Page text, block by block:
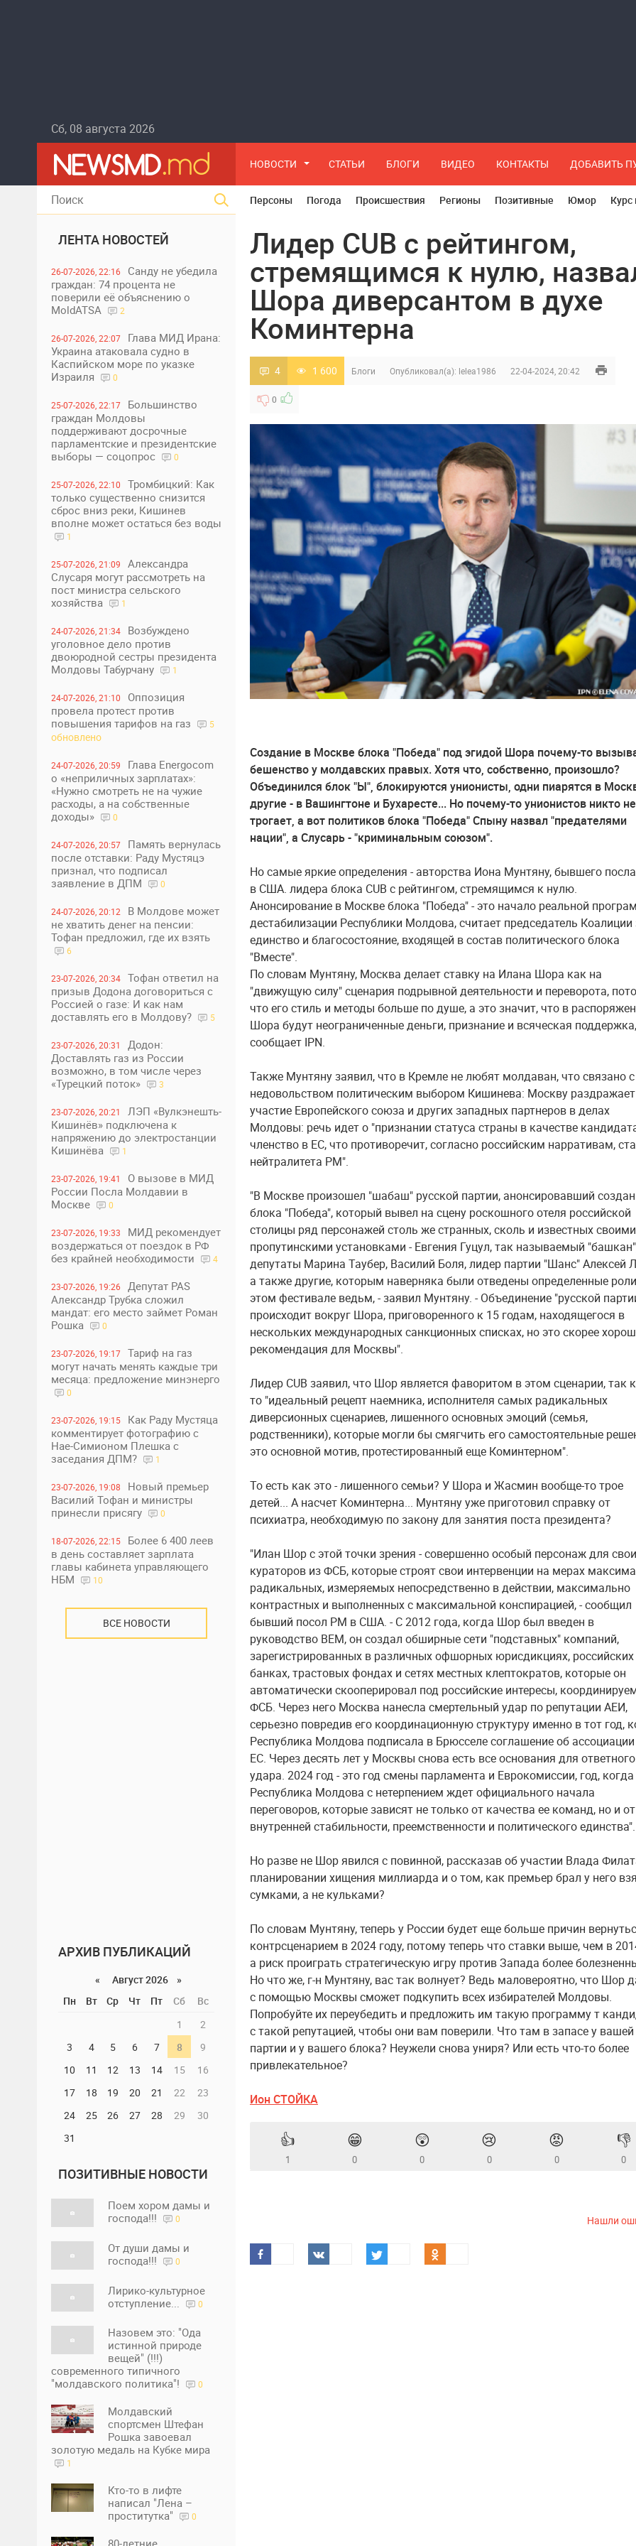
Сб, 08 августа 2026
НОВОСТИ СТАТЬИ БЛОГИ ВИДЕО КОНТАКТЫ ДОБАВИТЬ
ЛЕНТА НОВОСТЕЙ
26-07-2026, 22:16
Санду не убедила
граждан: 74 процента не
поверили её объяснению о
MoldATSA
2
26-07-2026, 22:07
Глава МИД Ирана:
Украина атаковала судно в
Каспийском море по указке
Израиля
0
25-07-2026, 22:17
Большинство
граждан Молдовы
поддерживают досрочные
парламентские и президентские
выборы — соцопрос
0
25-07-2026, 22:10
Тромбицкий: Как
только существенно снизится
сброс вниз реки, Кишинев
вполне может остаться без воды
1
25-07-2026, 21:09
Александра
Слусаря могут рассмотреть на
пост министра сельского
хозяйства
1
24-07-2026, 21:34
Возбуждено
уголовное дело против
двоюродной сестры президента
Молдовы Табурчану
1
24-07-2026, 21:10
Оппозиция
провела протест против
повышения тарифов на газ
5
обновлено
24-07-2026, 20:59
Глава Energocom
о «неприличных зарплатах»:
«Нужно смотреть не на чужие
расходы, а на собственные
доходы»
0
24-07-2026, 20:57
Память вернулась
после отставки: Раду Мустяцэ
признал, что подписал
заявление в ДПМ
0
24-07-2026, 20:12
В Молдове может
не хватить денег на пенсии:
Тофан предложил, где их взять
6
23-07-2026, 20:34
Тофан ответил на
призыв Додона договориться с
Россией о газе: И как нам
доставлять его в Молдову?
5
23-07-2026, 20:31
Додон:
Доставлять газ из России
возможно, в том числе через
«Турецкий поток»
3
23-07-2026, 20:21
ЛЭП «Вулкэнешть-
Кишинёв» подключена к
напряжению до электростанции
Кишинёва
1
23-07-2026, 19:41
О вызове в МИД
России Посла Молдавии в
Москве
0
23-07-2026, 19:33
МИД рекомендует
воздержаться от поездок в РФ
без крайней необходимости
4
23-07-2026, 19:26
Депутат PAS
Александр Трубка сложил
мандат: его место займет Роман
Рошка
0
23-07-2026, 19:17
Тариф на газ
могут начать менять каждые три
месяца: предложение минэнерго
0
23-07-2026, 19:15
Как Раду Мустяца
комментирует фотографию с
Нае-Симионом Плешка с
заседания ДПМ?
1
23-07-2026, 19:08
Новый премьер
Василий Тофан и министры
принесли присягу
0
18-07-2026, 22:15
Более 6 400 леев
в день составляет зарплата
главы кабинета управляющего
НБМ
10
ВСЕ НОВОСТИ
АРХИВ ПУБЛИКАЦИЙ
«
Август 2026 »
Пн
Вт Ср Чт Пт Сб
Вс
1
2
3
4 5 6 7 8
9
10
11 12 13 14 15
16
17
18 19 20 21 22
23
24
25 26 27 28 29
30
31
ПОЗИТИВНЫЕ НОВОСТИ
Поем хором дамы и
господа!!!
0
От души дамы и
господа!!!
0
Лирико-культурное
отступление...
0
Назовем это: "Ода
истинной природе
вещей" (!!!)
современного типичного
"молдавского политика"!
0
Молдавский
спортсмен Штефан
Рошка завоевал
золотую медаль на Кубке мира
1
Кто-то в лифте
написал "Лена –
проститутка"
0
Персоны Погода Происшествия Регионы Позитивные Юмор
Лидер CUВ с рейтингом,
стремящимся к нулю,
Шора диверсантом в духе
Коминтерна
4 1 600 Блоги Опубликовал(а): lelea1986 22-04-2024, 20:42
0
Создание в Москве блока "Победа" под эгидой Шора почему-то
бешенство у молдавских правых. Хотя что, собственно, произошло?
Объединился блок "Ы", блокируются унионисты, одни пиарятся в
другие - в Вашингтоне и Бухаресте... Но почему-то унионистов никто не
трогает, а вот политиков блока "Победа"Спыну назвал "предателями
нации", а Слусарь - "криминальным союзом".
Но самые яркие определения - авторства Иона Мунтяну, бывшего
в США. лидера блока CUВ с рейтингом, стремящимся к нулю.
Анонсирование в Москве блока "Победа" - это начало реальной
дестабилизации Республики Молдова, считает председатель Коалиции
единство и благосостояние, входящей в состав политического блока
"Вместе".
По словам Мунтяну, Москва делает ставку на Илана Шора как на
"движущую силу" сценария подрывной деятельности и переворота,
что его стиль и методы больше по душе, а это значит, что в
Шора будут неограниченные деньги, признание и всяческая поддержка,
сообщает IPN.
Также Мунтяну заявил, что в Кремле не любят молдаван, что связано с
недовольством политическим выбором Кишинева: Москву раздражает
участие Европейского союза и других западных партнеров в делах
Молдовы: речь идет о "признании статуса страны в качестве
членство в ЕС, что противоречит, согласно российским нарративам,
нейтралитета РМ".
"В Москве произошел "шабаш" русской партии, анонсировавший
блока "Победа", который вывел на сцену роскошного отеля российской
столицы ряд персонажей столь же странных, сколь и известных своими
пропутинскими установками - Евгения Гуцул, так называемый
депутаты Марина Таубер, Василий Боля, лидер партии "Шанс" Алексей
а также другие, которым наверняка были отведены определенные
этом фестивале ведьм, - заявил Мунтяну. - Объединение "русской
происходит вокруг Шора, приговоренного к 15 годам, находящегося в
нескольких международных санкционных списках, но это скорее
рекомендация для Москвы".
Лидер CUB заявил, что Шор является фаворитом в этом сценарии, так
то "идеальный рецепт наемника, исполнителя самых радикальных
диверсионных сценариев, лишенного основных эмоций (семья,
родственники), которые могли бы смягчить его самостоятельные
это основной мотив, протестированный еще Коминтерном".
То есть как это - лишенного семьи? У Шора и Жасмин вообще-то трое
детей... А насчет Коминтерна... Мунтяну уже приготовил справку от
психиатра, необходимую по закону для занятия поста президента?
"Илан Шор с этой точки зрения - совершенно особый персонаж для
кураторов из ФСБ, которые строят свои интервенции на мерах
радикальных, измеряемых непосредственно в действии, максимально
контрастных и выполненных с максимальной конспирацией, - сообщил
бывший посол РМ в США. - С 2012 года, когда Шор был введен в
руководство BEM, он создал обширные сети "подставных" компаний,
зарегистрированных в различных офшорных юрисдикциях, российских
банках, трастовых фондах и сетях местных клептократов, которые он
автоматически скооперировал под российские интересы,
ФСБ. Через него Москва нанесла смертельный удар по репутации АЕИ,
серьезно повредив его координационную структуру именно в тот год,
Республика Молдова подписала в Брюсселе соглашение об
ЕС. Через десять лет у Москвы снова есть все основания для ответного
удара. 2024 год - это год смены парламента и Еврокомиссии, год, когда
Республика Молдова с нетерпением ждет официального начала
переговоров, которые зависят не только от качества ее команд, но и от
внутренней стабильности, преемственности и политического единства".
Но разве не Шор явился с повинной, рассказав об участии Влада
планировании хищения миллиарда и о том, как премьер брал у него
сумками, а не кульками?
По словам Мунтяну, теперь у России будет еще больше причин
контрсценарием в 2024 году, потому теперь что ставки выше, чем в
а риск проиграть стратегическую игру против Запада более
Но что же, г-н Мунтяну, вас так волнует? Ведь маловероятно, что Шор
с помощью Москвы сможет подкупить всех избирателей Молдовы.
Попробуйте их переубедить и предложить им такую программу т
с такой репутацией, чтобы они вам поверили. Что там в запасе у вашей
партии и у вашего блока? Неужели снова униря? Или есть что-то более
привлекательное?
Ион СТОЙКА
👍
1
😁
0
😲
0
😢
0
😡
0
👎
0
Нашли